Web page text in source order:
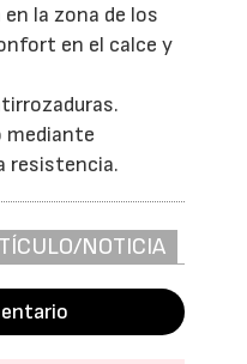
la zona de los
en el calce y
mediante
resistencia.
NOTICIA